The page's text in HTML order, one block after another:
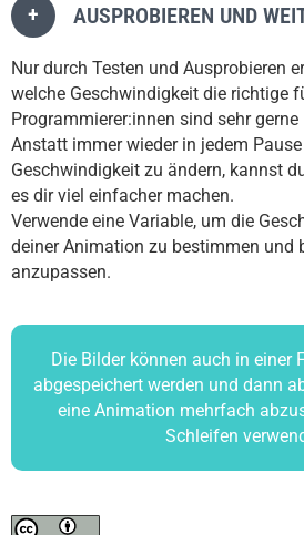
+ AUSPROBIEREN UND
Nur durch Testen und Ausprobieren
welche Geschwindigkeit die richtige
Programmierer:innen sind sehr gerne
Anstatt immer wieder in jedem
Geschwindigkeit zu ändern, kannst
es dir viel einfacher machen.
Verwende eine Variable, um die
deiner Animation zu bestimmen und
anzupassen.
Die Bilder können auch in einer
abgespeichert werden und dann
eine Animation mehrfach
Schleifen